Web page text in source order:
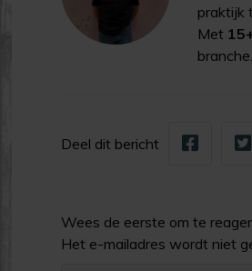
praktijk
Met
branche.
Deel dit bericht
Wees de eerste om te
Het e-mailadres wordt niet